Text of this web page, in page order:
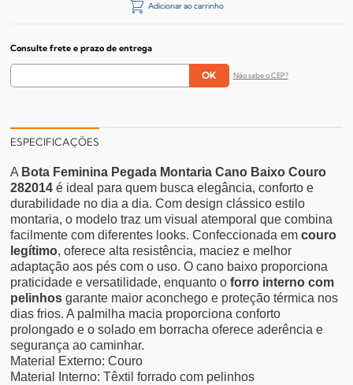
Adicionar ao carrinho
Consulte frete e prazo de entrega
Não sabe o CEP?
ESPECIFICAÇÕES
A Bota Feminina Pegada Montaria Cano Baixo Couro
282014 é ideal para quem busca elegância, conforto e
durabilidade no dia a dia. Com design clássico estilo
montaria, o modelo traz um visual atemporal que combina
facilmente com diferentes looks. Confeccionada emcouro
legítimo, oferece alta resistência, maciez e melhor
adaptação aos pés com o uso. O cano baixo proporciona
praticidade e versatilidade, enquanto oforro interno com
pelinhos garante maior aconchego e proteção térmica nos
dias frios. A palmilha macia proporciona conforto
prolongado e o solado em borracha oferece aderência e
segurança ao caminhar.
Material Externo: Couro
Material Interno: Têxtil forrado com pelinhos